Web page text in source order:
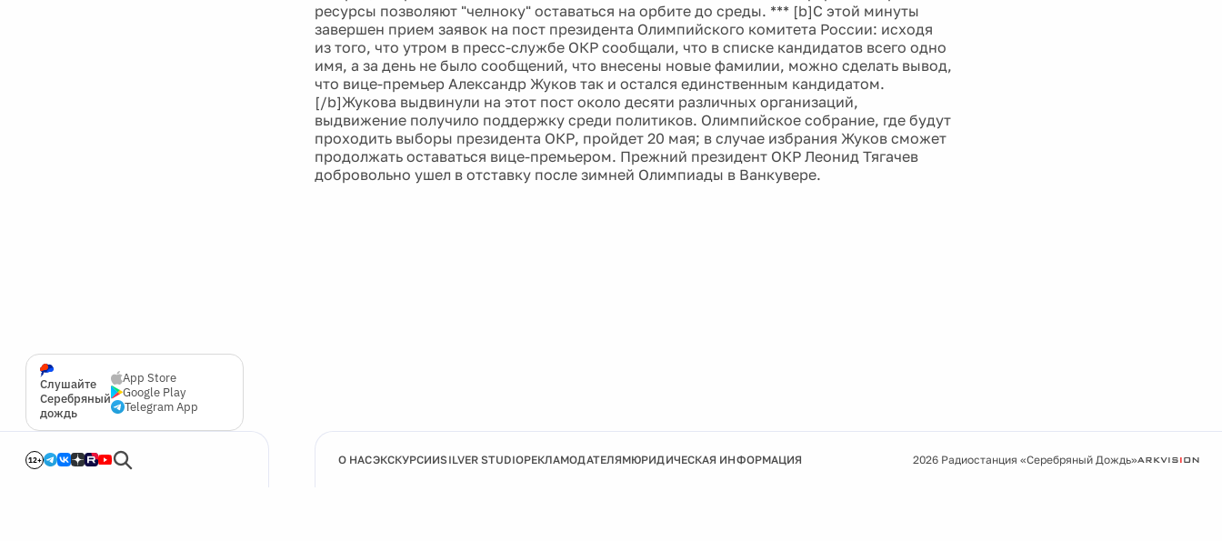
Слушайте
Серебряный
дождь
App Store
Google Play
Telegram App
12+
ресурсы позволяют "челноку" оставаться на орбите до среды. *** [b]С этой минуты
завершен прием заявок на пост президента Олимпийского комитета России: исходя
из того, что утром в пресс-службе ОКР сообщали, что в списке кандидатов всего одно
имя, а за день не было сообщений, что внесены новые фамилии, можно сделать вывод,
что вице-премьер Александр Жуков так и остался единственным кандидатом.
[/b]Жукова выдвинули на этот пост около десяти различных организаций,
выдвижение получило поддержку среди политиков. Олимпийское собрание, где будут
проходить выборы президента ОКР, пройдет 20 мая; в случае избрания Жуков сможет
продолжать оставаться вице-премьером. Прежний президент ОКР Леонид Тягачев
добровольно ушел в отставку после зимней Олимпиады в Ванкувере.
О НАСЭКСКУРСИИSILVER STUDIOРЕКЛАМОДАТЕЛЯМЮРИДИЧЕСКАЯ ИНФОРМАЦИЯ 2026 Радиостанция «Серебряный Дождь»